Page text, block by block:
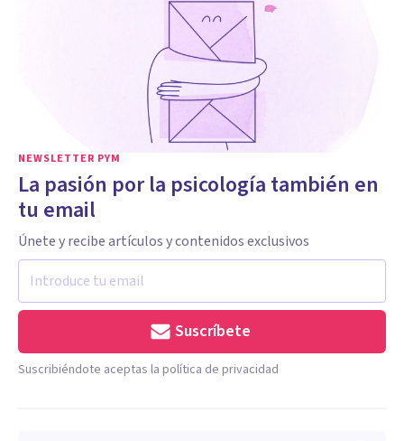
NEWSLETTER PYM
La pasión por la psicología también en
tu email
Únete y recibe artículos y contenidos exclusivos
Suscríbete
Suscribiéndote aceptas la política de privacidad